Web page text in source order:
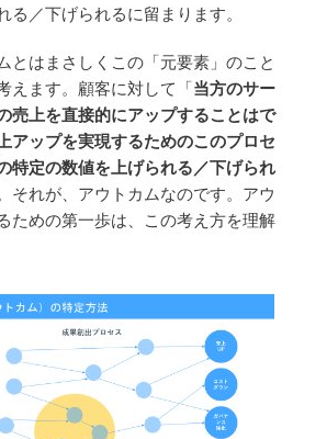
る／下げられるに留まります。
とはまさしくこの「元要素」のこと
えます。顧客に対して「当方のサー
売上を直接的にアップすることはで
アップを実現するためのこのプロセ
特定の数値を上げられる／下げられ
それが、アウトカムなのです。アウ
ための第一歩は、この考え方を理解